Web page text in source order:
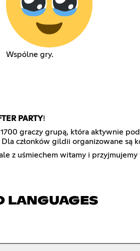
Wspólne gry.
PARTY!
graczy grupą, która aktywnie
członków gildii organizowane
z uśmiechem witamy i
LANGUAGES